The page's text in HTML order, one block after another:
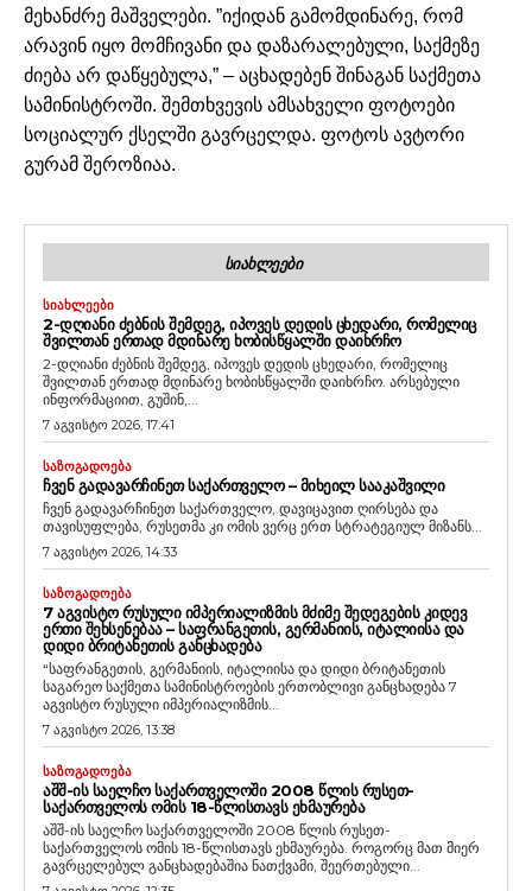
მეხანძრე მაშველები. ”იქიდან გამომდინარე, რომ
არავინ იყო მომჩივანი და დაზარალებული, საქმეზე
ძიება არ დაწყებულა,” – აცხადებენ შინაგან საქმეთა
სამინისტროში. შემთხვევის ამსახველი ფოტოები
სოციალურ ქსელში გავრცელდა. ფოტოს ავტორი
გურამ შეროზიაა.
ᲡᲘᲐᲮᲚᲔᲔᲑᲘ
ᲡᲘᲐᲮᲚᲔᲔᲑᲘ
2-ᲓᲦᲘᲐᲜᲘ ᲫᲔᲑᲜᲘᲡ ᲨᲔᲛᲓᲔᲒ, ᲘᲞᲝᲕᲔᲡ ᲓᲔᲓᲘᲡ ᲪᲮᲔᲓᲐᲠᲘ, ᲠᲝᲛᲔᲚᲘᲪ
ᲨᲕᲘᲚᲗᲐᲜ ᲔᲠᲗᲐᲓ ᲛᲓᲘᲜᲐᲠᲔ ᲮᲝᲑᲘᲡᲬᲧᲐᲚᲨᲘ ᲓᲐᲘᲮᲠᲩᲝ
2-დღიანი ძებნის შემდეგ, იპოვეს დედის ცხედარი, რომელიც
შვილთან ერთად მდინარე ხობისწყალში დაიხრჩო. არსებული
ინფორმაციით, გუშინ,...
7 აგვისტო 2026, 17:41
ᲡᲐᲖᲝᲒᲐᲓᲝᲔᲑᲐ
ᲩᲕᲔᲜ ᲒᲐᲓᲐᲕᲐᲠᲩᲘᲜᲔᲗ ᲡᲐᲥᲐᲠᲗᲕᲔᲚᲝ – ᲛᲘᲮᲔᲘᲚ ᲡᲐᲐᲙᲐᲨᲕᲘᲚᲘ
ჩვენ გადავარჩინეთ საქართველო, დავიცავით ღირსება და
თავისუფლება, რუსეთმა კი ომის ვერც ერთ სტრატეგიულ მიზანს...
7 აგვისტო 2026, 14:33
ᲡᲐᲖᲝᲒᲐᲓᲝᲔᲑᲐ
7 ᲐᲒᲕᲘᲡᲢᲝ ᲠᲣᲡᲣᲚᲘ ᲘᲛᲞᲔᲠᲘᲐᲚᲘᲖᲛᲘᲡ ᲛᲫᲘᲛᲔ ᲨᲔᲓᲔᲒᲔᲑᲘᲡ ᲙᲘᲓᲔᲕ
ᲔᲠᲗᲘ ᲨᲔᲮᲡᲔᲜᲔᲑᲐᲐ – ᲡᲐᲤᲠᲐᲜᲒᲔᲗᲘᲡ, ᲒᲔᲠᲛᲐᲜᲘᲘᲡ, ᲘᲢᲐᲚᲘᲘᲡᲐ ᲓᲐ
ᲓᲘᲓᲘ ᲑᲠᲘᲢᲐᲜᲔᲗᲘᲡ ᲒᲐᲜᲪᲮᲐᲓᲔᲑᲐ
“საფრანგეთის, გერმანიის, იტალიისა და დიდი ბრიტანეთის
საგარეო საქმეთა სამინისტროების ერთობლივი განცხადება 7
აგვისტო რუსული იმპერიალიზმის...
7 აგვისტო 2026, 13:38
ᲡᲐᲖᲝᲒᲐᲓᲝᲔᲑᲐ
ᲐᲨᲨ-ᲘᲡ ᲡᲐᲔᲚᲩᲝ ᲡᲐᲥᲐᲠᲗᲕᲔᲚᲝᲨᲘ 2008 ᲬᲚᲘᲡ ᲠᲣᲡᲔᲗ-
ᲡᲐᲥᲐᲠᲗᲕᲔᲚᲝᲡ ᲝᲛᲘᲡ 18-ᲬᲚᲘᲡᲗᲐᲕᲡ ᲔᲮᲛᲐᲣᲠᲔᲑᲐ
აშშ-ის საელჩო საქართველოში 2008 წლის რუსეთ-
საქართველოს ომის 18-წლისთავს ეხმაურება. როგორც მათ მიერ
გავრცელებულ განცხადებაშია ნათქვამი, შეერთებული...